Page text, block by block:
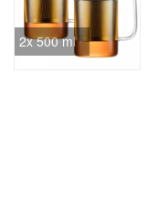
2x 500 ml